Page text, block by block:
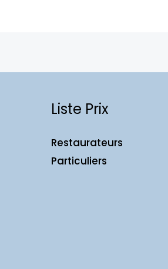
Liste Prix
Restaurateurs
Particuliers